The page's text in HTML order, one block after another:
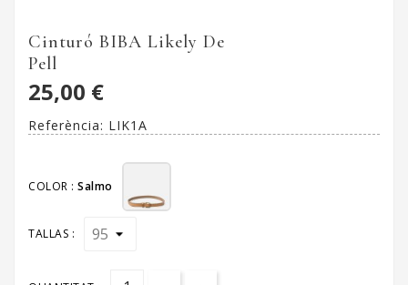
Cinturó BIBA Likely De
Pell
25,00 €
Referència: LIK1A
COLOR : Salmo
TALLAS :